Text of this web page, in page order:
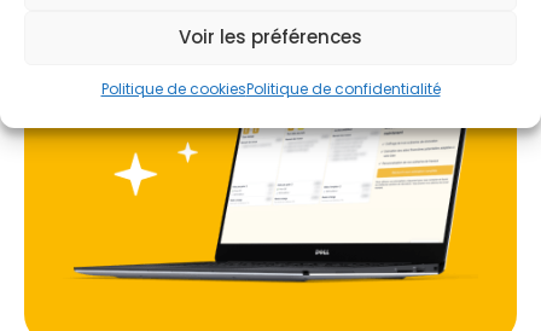
Voir les préférences
Politique de cookiesPolitique de confidentialité
Je prends rdv !